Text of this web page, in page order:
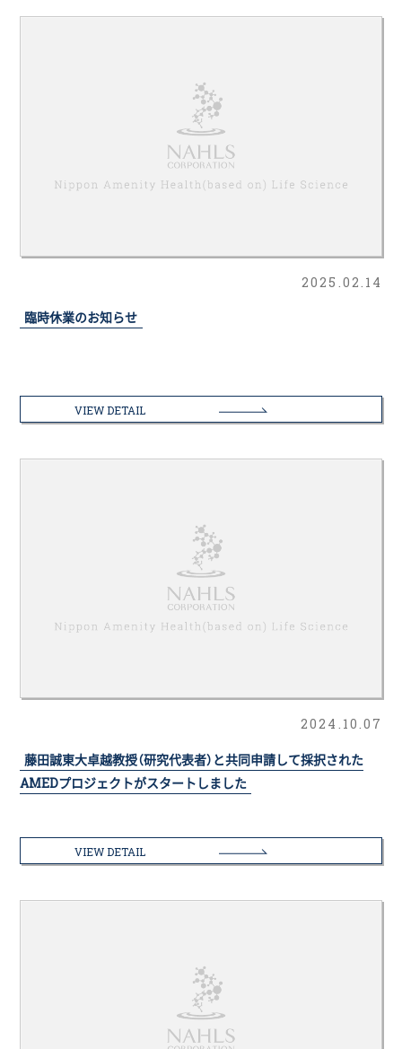
2025.02.14
臨時休業のお知らせ
VIEW DETAIL
2024.10.07
藤田誠東大卓越教授（研究代表者）と共同申請して採択された
AMEDプロジェクトがスタートしました
VIEW DETAIL